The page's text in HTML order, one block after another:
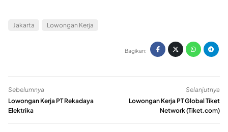
Jakarta Lowongan Kerja
Bagikan:
Sebelumnya
Lowongan Kerja PT Rekadaya
Elektrika
Selanjutnya
Lowongan Kerja PT Global Tiket
Network (Tiket.com)